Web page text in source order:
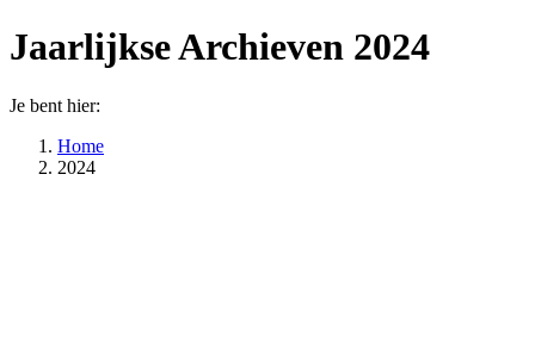
Jaarlijkse Archieven 2024
Je bent hier:
Home
2024